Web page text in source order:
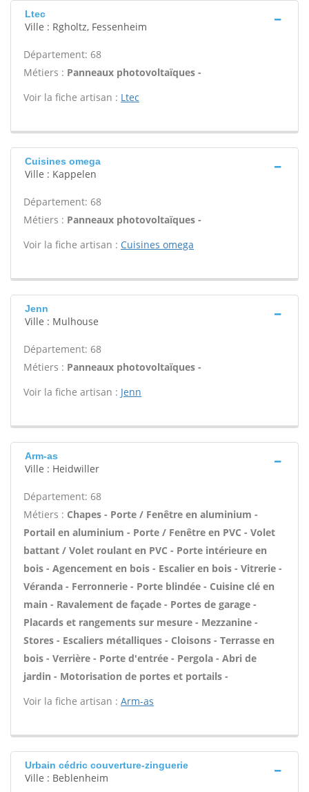
Ltec
Ville : Rgholtz, Fessenheim
Département: 68
Métiers : Panneaux photovoltaïques -
Voir la fiche artisan : Ltec
Cuisines omega
Ville : Kappelen
Département: 68
Métiers : Panneaux photovoltaïques -
Voir la fiche artisan : Cuisines omega
Jenn
Ville : Mulhouse
Département: 68
Métiers : Panneaux photovoltaïques -
Voir la fiche artisan : Jenn
Arm-as
Ville : Heidwiller
Département: 68
Métiers : Chapes - Porte / Fenêtre en aluminium -
Portail en aluminium - Porte / Fenêtre en PVC - Volet
battant / Volet roulant en PVC - Porte intérieure en
bois - Agencement en bois - Escalier en bois - Vitrerie -
Véranda - Ferronnerie - Porte blindée - Cuisine clé en
main - Ravalement de façade - Portes de garage -
Placards et rangements sur mesure - Mezzanine -
Stores - Escaliers métalliques - Cloisons - Terrasse en
bois - Verrière - Porte d'entrée - Pergola - Abri de
jardin - Motorisation de portes et portails -
Voir la fiche artisan : Arm-as
Urbain cédric couverture-zinguerie
Ville : Beblenheim